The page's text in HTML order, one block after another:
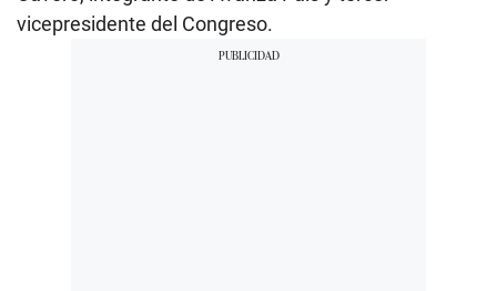
vicepresidente del Congreso.